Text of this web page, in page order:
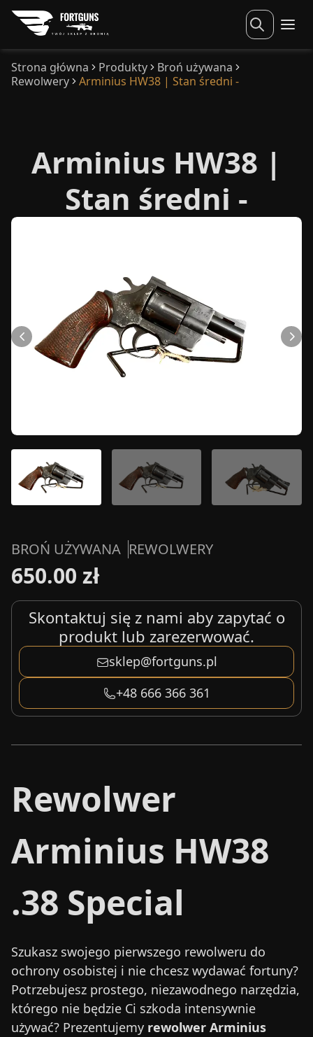
Strona główna Produkty
Broń używana
Rewolwery
Arminius HW38 | Stan średni -
Arminius HW38 |
Stan średni -
BROŃ UŻYWANA REWOLWERY
650.00 zł
Skontaktuj się z nami aby zapytać o
produkt lub zarezerwować.
sklep@fortguns.pl
+48 666 366 361
Rewolwer
Arminius HW38
.38 Special
Szukasz swojego pierwszego rewolweru do
ochrony osobistej i nie chcesz wydawać fortuny?
Potrzebujesz prostego, niezawodnego narzędzia,
którego nie będzie Ci szkoda intensywnie
używać? Prezentujemy rewolwer Arminius